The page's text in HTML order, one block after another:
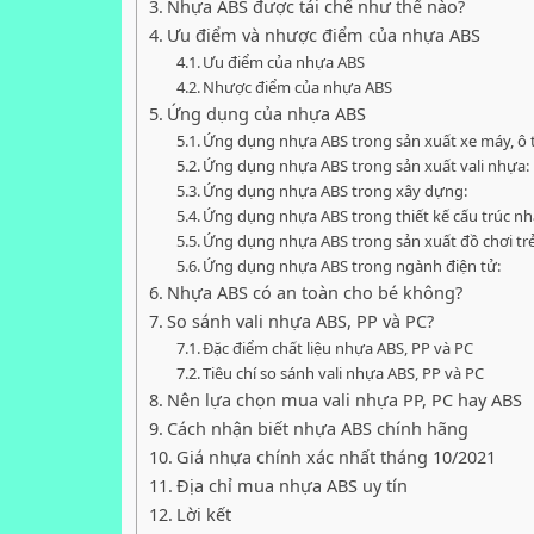
Nhựa ABS được tái chế như thế nào?
Ưu điểm và nhược điểm của nhựa ABS
Ưu điểm của nhựa ABS
Nhược điểm của nhựa ABS
Ứng dụng của nhựa ABS
Ứng dụng nhựa ABS trong sản xuất xe máy, ô
Ứng dụng nhựa ABS trong sản xuất vali nhựa:
Ứng dụng nhựa ABS trong xây dựng:
Ứng dụng nhựa ABS trong thiết kế cấu trúc
Ứng dụng nhựa ABS trong sản xuất đồ chơi
Ứng dụng nhựa ABS trong ngành điện tử:
Nhựa ABS có an toàn cho bé không?
So sánh vali nhựa ABS, PP và PC?
Đặc điểm chất liệu nhựa ABS, PP và PC
Tiêu chí so sánh vali nhựa ABS, PP và PC
Nên lựa chọn mua vali nhựa PP, PC hay ABS
Cách nhận biết nhựa ABS chính hãng
Giá nhựa chính xác nhất tháng 10/2021
Địa chỉ mua nhựa ABS uy tín
Lời kết